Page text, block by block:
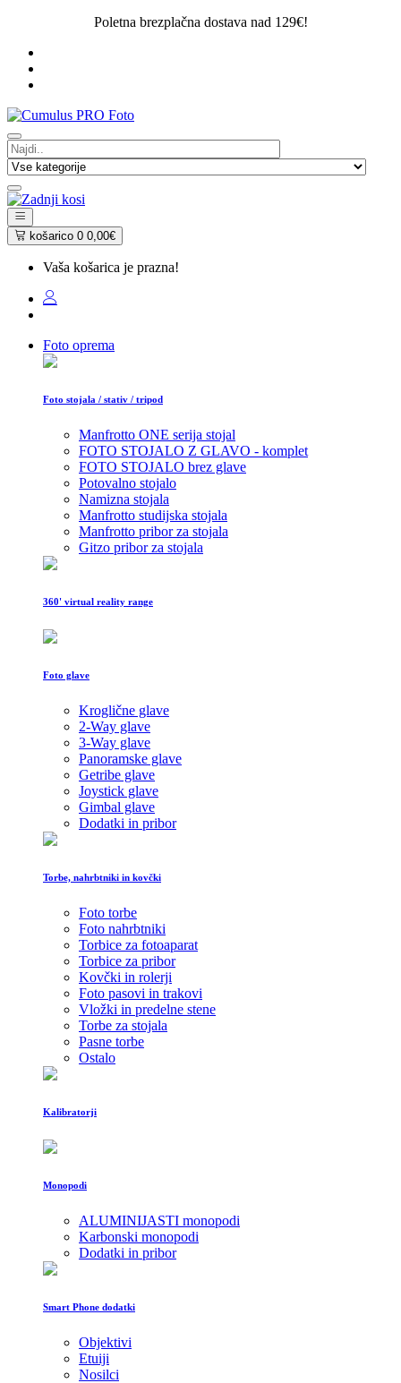
Poletna brezplačna dostava nad 129€!
košarico 0 0,00€
Vaša košarica je prazna!
Foto oprema
Foto stojala / stativ / tripod
Manfrotto ONE serija stojal
FOTO STOJALO Z GLAVO - komplet
FOTO STOJALO brez glave
Potovalno stojalo
Namizna stojala
Manfrotto studijska stojala
Manfrotto pribor za stojala
Gitzo pribor za stojala
360' virtual reality range
Foto glave
Kroglične glave
2-Way glave
3-Way glave
Panoramske glave
Getribe glave
Joystick glave
Gimbal glave
Dodatki in pribor
Torbe, nahrbtniki in kovčki
Foto torbe
Foto nahrbtniki
Torbice za fotoaparat
Torbice za pribor
Kovčki in rolerji
Foto pasovi in trakovi
Vložki in predelne stene
Torbe za stojala
Pasne torbe
Ostalo
Kalibratorji
Monopodi
ALUMINIJASTI monopodi
Karbonski monopodi
Dodatki in pribor
Smart Phone dodatki
Objektivi
Etuiji
Nosilci